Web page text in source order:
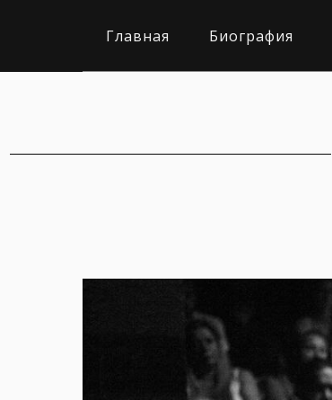
Главная Биография